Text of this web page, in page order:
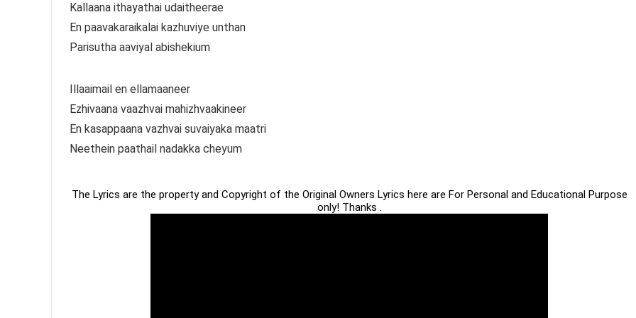
Kallaana ithayathai udaitheerae
En paavakaraikalai kazhuviye unthan
Parisutha aaviyal abishekium
Illaaimail en ellamaaneer
Ezhivaana vaazhvai mahizhvaakineer
En kasappaana vazhvai suvaiyaka maatri
Neethein paathail nadakka cheyum
The Lyrics are the property and Copyright of the Original Owners Lyrics here are For Personal and Educational Purpose
only! Thanks .